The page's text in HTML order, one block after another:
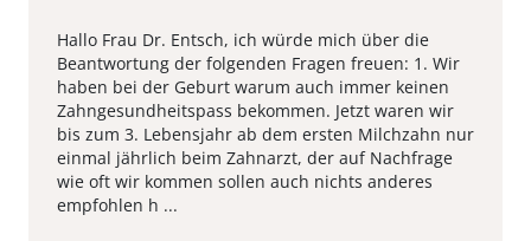
Hallo Frau Dr. Entsch, ich würde mich über die
Beantwortung der folgenden Fragen freuen: 1. Wir
haben bei der Geburt warum auch immer keinen
Zahngesundheitspass bekommen. Jetzt waren wir
bis zum 3. Lebensjahr ab dem ersten Milchzahn nur
einmal jährlich beim Zahnarzt, der auf Nachfrage
wie oft wir kommen sollen auch nichts anderes
empfohlen h ...